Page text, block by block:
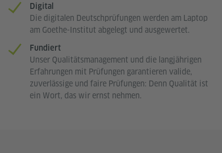
Digital
Die digitalen Deutschprüfungen werden am Laptop
am Goethe-Institut abgelegt und ausgewertet.
Fundiert
Unser Qualitätsmanagement und die langjährigen
Erfahrungen mit Prüfungen garantieren valide,
zuverlässige und faire Prüfungen: Denn Qualität ist
ein Wort, das wir ernst nehmen.